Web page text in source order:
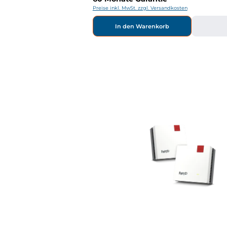
Preise inkl. MwSt. zzgl. Versandkosten
In den Warenkorb